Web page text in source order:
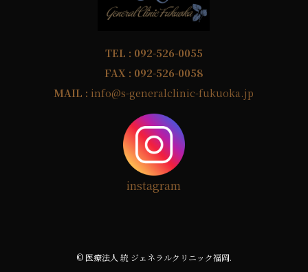
TEL : 092-526-0055
FAX : 092-526-0058
MAIL : info@s-generalclinic-fukuoka.jp
instagram
© 医療法人 統 ジェネラルクリニック福岡.